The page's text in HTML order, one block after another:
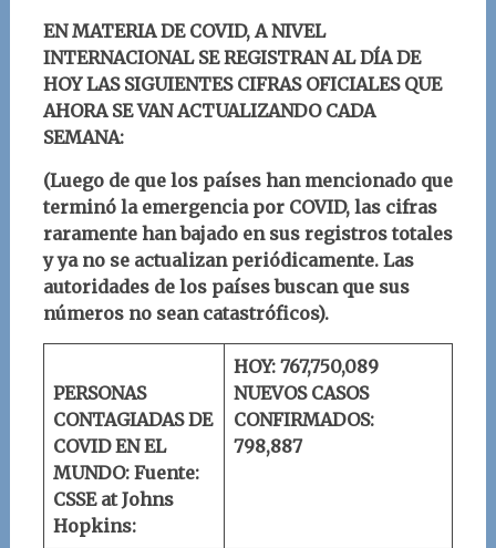
EN MATERIA DE COVID, A NIVEL
INTERNACIONAL SE REGISTRAN AL DÍA DE
HOY LAS SIGUIENTES CIFRAS OFICIALES QUE
AHORA SE VAN ACTUALIZANDO CADA
SEMANA:
(Luego de que los países han mencionado que
terminó la emergencia por COVID, las cifras
raramente han bajado en sus registros totales
y ya no se actualizan periódicamente. Las
autoridades de los países buscan que sus
números no sean catastróficos).
PERSONAS
CONTAGIADAS DE
COVID EN EL
MUNDO: Fuente:
CSSE at Johns
Hopkins:
HOY: 767,750,089
NUEVOS CASOS
CONFIRMADOS:
798,887